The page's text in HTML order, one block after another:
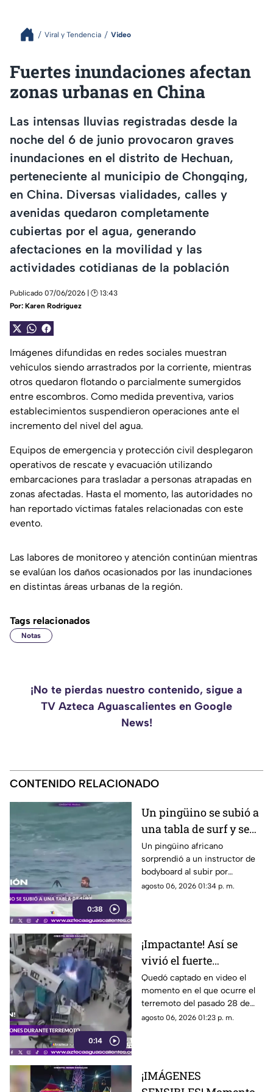
Viral y Tendencia Video
Fuertes inundaciones afectan
zonas urbanas en China
Las intensas lluvias registradas desde la
noche del 6 de junio provocaron graves
inundaciones en el distrito de Hechuan,
perteneciente al municipio de Chongqing,
en China. Diversas vialidades, calles y
avenidas quedaron completamente
cubiertas por el agua, generando
afectaciones en la movilidad y las
actividades cotidianas de la población
Publicado 07/06/2026 | 🕑 13:43
Por: Karen Rodríguez
Imágenes difundidas en redes sociales muestran
vehículos siendo arrastrados por la corriente, mientras
otros quedaron flotando o parcialmente sumergidos
entre escombros. Como medida preventiva, varios
establecimientos suspendieron operaciones ante el
incremento del nivel del agua.
Equipos de emergencia y protección civil desplegaron
operativos de rescate y evacuación utilizando
embarcaciones para trasladar a personas atrapadas en
zonas afectadas. Hasta el momento, las autoridades no
han reportado víctimas fatales relacionadas con este
evento.
Las labores de monitoreo y atención continúan mientras
se evalúan los daños ocasionados por las inundaciones
en distintas áreas urbanas de la región.
Tags relacionados
Notas
¡No te pierdas nuestro contenido, sigue a
TV Azteca Aguascalientes en Google
News!
CONTENIDO RELACIONADO
0:38
Un pingüino se subió a
una tabla de surf y se
viraliza
Un pingüino africano
sorprendió a un instructor de
bodyboard al subir por
iniciativa propia a su tabla y
agosto 06, 2026 01:34 p. m.
0:14
¡Impactante! Así se
vivió el fuerte
terremoto en el
quirófano de un
hospital
Quedó captado en video el
momento en el que ocurre el
terremoto del pasado 28 de
julio en Japón al interior de un
agosto 06, 2026 01:23 p. m.
¡IMÁGENES